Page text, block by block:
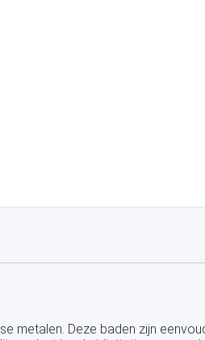
metalen. Deze baden zijn